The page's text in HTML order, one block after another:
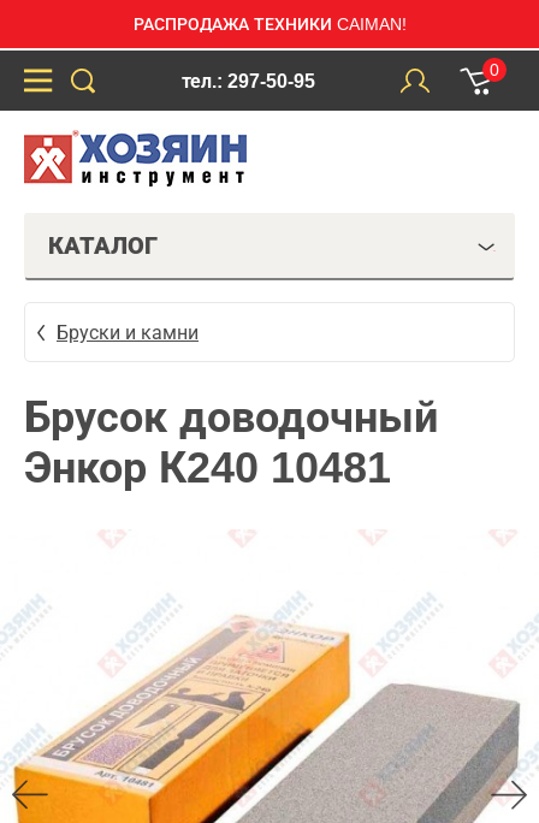
РАСПРОДАЖА ТЕХНИКИ CAIMAN!
тел.: 297-50-95
0
КАТАЛОГ
Бруски и камни
Брусок доводочный
Энкор К240 10481